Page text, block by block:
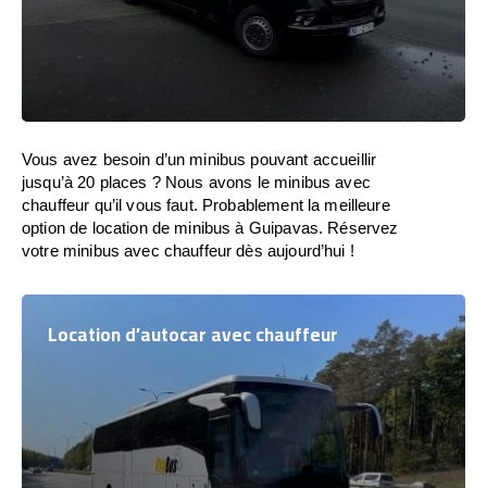
Vous avez besoin d’un minibus pouvant accueillir
jusqu’à 20 places ? Nous avons le minibus avec
chauffeur qu’il vous faut. Probablement la meilleure
option de location de minibus à Guipavas. Réservez
votre minibus avec chauffeur dès aujourd’hui !
Location d’autocar avec chauffeur